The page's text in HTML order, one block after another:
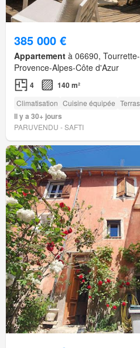
385 000 €
Appartement à 06690,
Provence-Alpes-Côte d'Azur
4 140 m²
Climatisation Cuisine équipée
Il y a 30+ jours
PARUVENDU - SAFTI